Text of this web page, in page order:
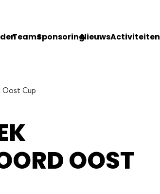
TeamsSponsoringNieuwsActiviteiten
Oost Cup
OOST